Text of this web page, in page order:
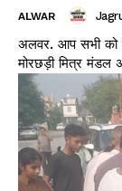
About
Contact us
Subscription
My account
ALWAR
अलवर. आप सभी को
मोरछड़ी मित्र मंडल